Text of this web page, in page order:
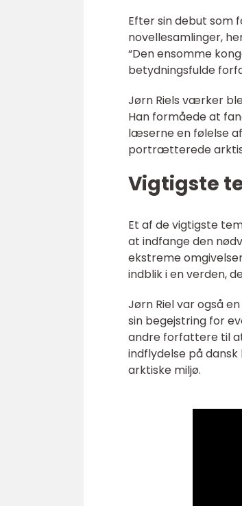
Efter sin debut
novellesamlinger,
“Den ensomme
betydningsfulde
Jørn Riels værker
Han formåede at
læserne en følelse
portrætterede
Vigtigste
Et af de vigtigste
at indfange den
ekstreme
indblik i en verden,
Jørn Riel var også
sin begejstring for
andre forfattere til
indflydelse på
arktiske miljø.